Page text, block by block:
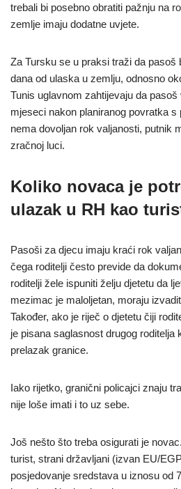
trebali bi posebno obratiti pažnju na
zemlje imaju dodatne uvjete.
Za Tursku se u praksi traži da pasoš
dana od ulaska u zemlju, odnosno
Tunis uglavnom zahtijevaju da
mjeseci nakon planiranog povratka s
nema dovoljan rok valjanosti, putnik
zračnoj luci.
Koliko novaca je
ulazak u RH kao
Pasoši za djecu imaju kraći rok
čega roditelji često previde da
roditelji žele ispuniti želju djetetu da
mezimac je maloljetan, moraju
Također, ako je riječ o djetetu čiji
je pisana saglasnost drugog roditelja
prelazak granice.
Iako rijetko, granični policajci znaju
nije loše imati i to uz sebe.
Još nešto što treba osigurati je
turist, strani državljani (izvan EU/
posjedovanje sredstava u iznosu od